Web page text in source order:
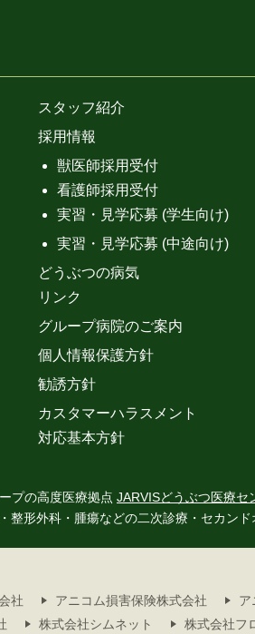
スタッフ紹介
採用情報
獣医師採用受付
看護師採用受付
実習・見学応募 (学生向け)
実習・見学応募 (中途向け)
どうぶつの病気
リンク
グループ病院のご案内
個人情報保護方針
勧誘方針
カスタマーハラスメント
対応基本方針
プの高度医療拠点 JARVISどうぶつ医療セ
整形外科・腫瘍などの二次診療・セカン
社 アニコム損害保険株式会社
ア
株式会社シムネット 株式会社フ